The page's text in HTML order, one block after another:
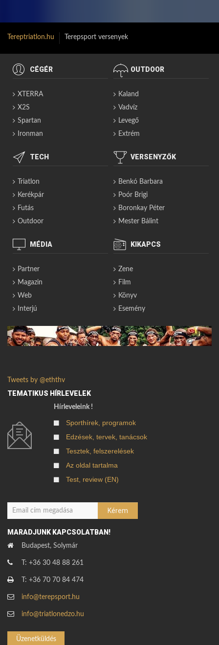
Tereptriatlon.hu Terepsport versenyek
CÉGÉR
XTERRA
X2S
Spartan
Ironman
OUTDOOR
Kaland
Vadvíz
Levegő
Extrém
TECH
Triatlon
Kerékpár
Futás
Outdoor
VERSENYZŐK
Benkó Barbara
Poór Brigi
Boronkay Péter
Mester Bálint
MÉDIA
Partner
Magazin
Web
Interjú
KIKAPCS
Zene
Film
Könyv
Esemény
Tweets by @eththv
TEMATIKUS HÍRLEVELEK
Hírleveleink !
Sporthírek, programok
Edzések, tervek, tanácsok
Tesztek, felszerelések
Az oldal tartalma
Test, review (EN)
MARADJUNK KAPCSOLATBAN!
Budapest, Solymár
T: +36 30 48 88 261
T: +36 70 70 84 474
info@terepsport.hu
info@triatlonedzo.hu
Üzenetküldés